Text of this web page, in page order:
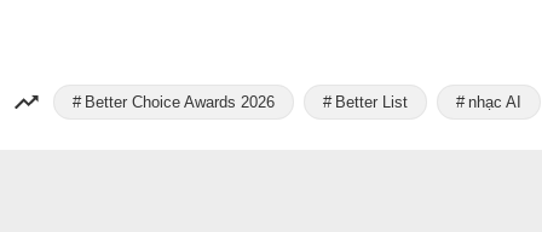
Better Choice Awards 2026 Better List nhạc AI